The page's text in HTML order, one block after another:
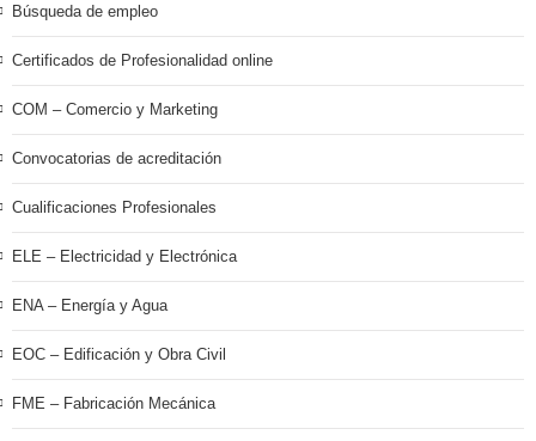
Búsqueda de empleo
Certificados de Profesionalidad online
COM – Comercio y Marketing
Convocatorias de acreditación
Cualificaciones Profesionales
ELE – Electricidad y Electrónica
ENA – Energía y Agua
EOC – Edificación y Obra Civil
FME – Fabricación Mecánica